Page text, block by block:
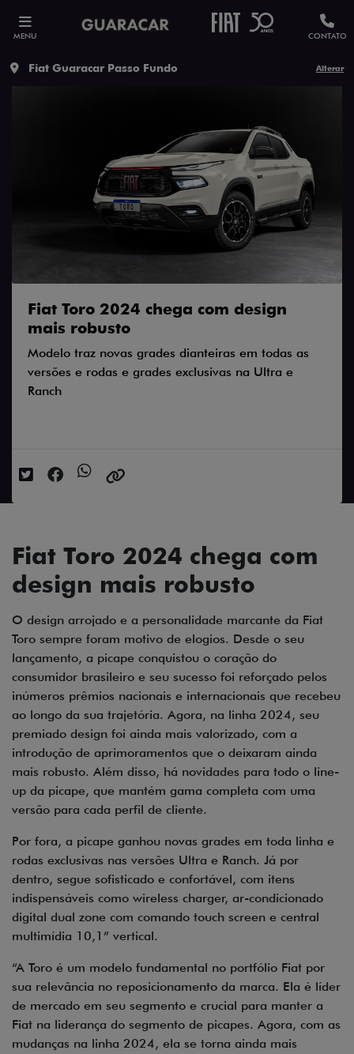
MENU CONTATO
Fiat Guaracar Passo Fundo Alterar
Fiat Toro 2024 chega com design
mais robusto
Modelo traz novas grades dianteiras em todas as
versões e rodas e grades exclusivas na Ultra e
Ranch
Fiat Toro 2024 chega com
design mais robusto
O design arrojado e a personalidade marcante da Fiat
Toro sempre foram motivo de elogios. Desde o seu
lançamento, a picape conquistou o coração do
consumidor brasileiro e seu sucesso foi reforçado pelos
inúmeros prêmios nacionais e internacionais que recebeu
ao longo da sua trajetória. Agora, na linha 2024, seu
premiado design foi ainda mais valorizado, com a
introdução de aprimoramentos que o deixaram ainda
mais robusto. Além disso, há novidades para todo o line-
up da picape, que mantém gama completa com uma
versão para cada perfil de cliente.
Por fora, a picape ganhou novas grades em toda linha e
rodas exclusivas nas versões Ultra e Ranch. Já por
dentro, segue sofisticado e confortável, com itens
indispensáveis como wireless charger, ar-condicionado
digital dual zone com comando touch screen e central
multimídia 10,1” vertical.
“A Toro é um modelo fundamental no portfólio Fiat por
sua relevância no reposicionamento da marca. Ela é líder
de mercado em seu segmento e crucial para manter a
Fiat na liderança do segmento de picapes. Agora, com as
mudanças na linha 2024, ela se torna ainda mais